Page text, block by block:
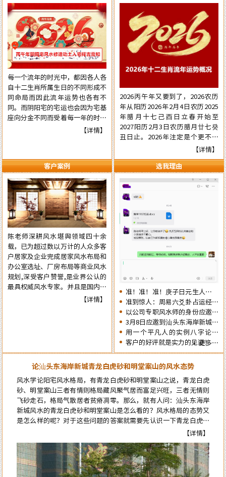
需知
每一个流年的时光中，都因各人各
自十二生肖所属生日的不同形成不
同命局而因此流年运势也各有不
同。而阴阳宅的宅运也会因为宅基
座向分金不同而受着每一年的时光
气运的不同影响，在阳宅置业建造
在阳宅置业建造和阴宅修造的事项
择吉中做到正确，就需要了解一下
2026年阴阳宅风水修造动土入宅
择吉的具体要点，为心宜的吉屋修
建入宅或阴宅的修造选取到一个能
够趋吉避凶的好日辰而做好规划，
争取更大的成就……
【详情】
2026丙午年又要到了，2026农历
年从阳历2026年2月4日农历2025
年腊月十七己酉日立春开始至
2027阳历2月3日农历腊月廿七癸
丑日止。2026年注定是个更不平
常的流年，本年国际形势会更加动
荡混乱复杂，国内派系斗争逼害严
重，经济更加混乱，行业拢断更加
白热化，民营企业压力已至顶端悬
崖之上。有更多的民营企业被洗牌
面临关闭，两极化更加明显。但不
管怎样，各人有各自的命，十二生
肖生人因命局的不同，运势也各有
不同。为使自己在新的一年里能够
趋吉避凶行好运，有必要先知先
觉，提前了解一下2026年十二生
肖的流年运势情况为未来的一年提
前布局，争取更大的成就……
【详情】
客户案例
陈老师深耕风水堪舆领域四十余
载，已为超过数以万计的人众多客
户居家及企业完成居家风水布局和
办公室选址、厂房布局等商业风水
规划,深受客户赞誉,是业界公认的
最具权威风水专家。并且是国内为
数不多的资深四柱周易预测师，在
【详情】
选我理由
准！准！准！庚子日元生人丙午
流年的运势判断实例：
准到惊人：周易六爻卦占运经典
案例分享
以公司专职风水师的身份应邀出
席《星橙网络科技公司》成立5
周年庆典
3月8日应邀到汕头东海岸新城为
朋友的亲戚堪舆住房风水
用一个平凡人的实例八字论断
2026马年的流年运势
客户的好评就是实力的见证！
更多…
论汕头东海岸新城青龙白虎砂和明堂案山的风水态势
风水学论阳宅风水格局，有青龙白虎砂和明堂案山之说，青龙白虎
砂、明堂案山三者有情则格局藏风聚气居而富足兴旺，三者无情则
飞砂走石，格局气散居者贫瘠凋零。那么，就有人问：汕头东海岸
新城风水的青龙白虎砂和明堂案山是怎么看的？风水格局的态势又
是怎么样的呢？对于这些问题的答案就需要先认识一下青龙白虎和
【详情】